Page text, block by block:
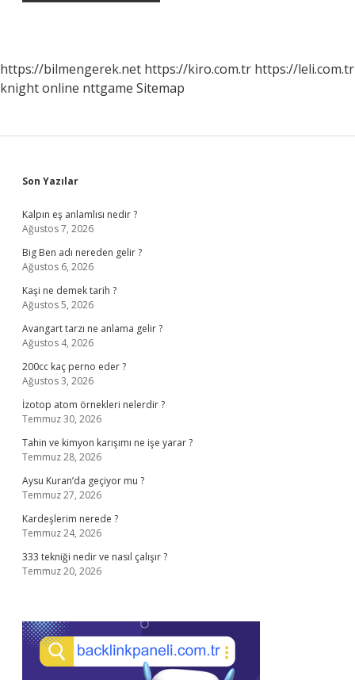
https://bilmengerek.net https://kiro.com.tr https://leli.com.tr
knight online nttgame Sitemap
Sidebar
Son Yazılar
Kalpın eş anlamlısı nedir ?
Ağustos 7, 2026
Big Ben adı nereden gelir ?
Ağustos 6, 2026
Kaşi ne demek tarih ?
Ağustos 5, 2026
Avangart tarzı ne anlama gelir ?
Ağustos 4, 2026
200cc kaç perno eder ?
Ağustos 3, 2026
İzotop atom örnekleri nelerdir ?
Temmuz 30, 2026
Tahin ve kimyon karışımı ne işe yarar ?
Temmuz 28, 2026
Aysu Kuran’da geçiyor mu ?
Temmuz 27, 2026
Kardeşlerim nerede ?
Temmuz 24, 2026
333 tekniği nedir ve nasıl çalışır ?
Temmuz 20, 2026